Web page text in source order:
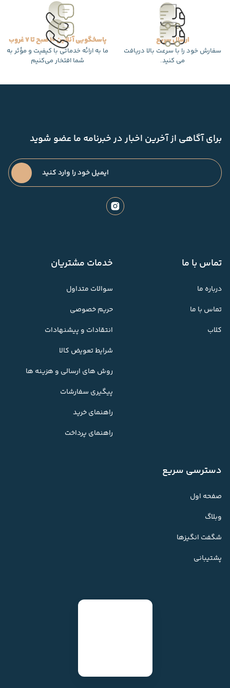
ارسال سریع
سفارش خود را با سرعت بالا دریافت
می کنید.
پاسخگویی آنلاین 10 صبح تا 7 غروب
ما به ارائه خدماتی با کیفیت و مؤثر به
شما افتخار می‌کنیم
برای آگاهی از آخرین اخبار در خبرنامه ما عضو شوید
تماس با ما
درباره ما
تماس با ما
کلاب
خدمات مشتریان
سوالات متداول
حریم خصوصی
انتقادات و پیشنهادات
شرایط تعویض کالا
روش های ارسالی و هزینه ها
پیگیری سفارشات
راهنمای خرید
راهنمای پرداخت
دسترسی سریع
صفحه اول
وبلاگ
شگفت انگیزها
پشتیبانی